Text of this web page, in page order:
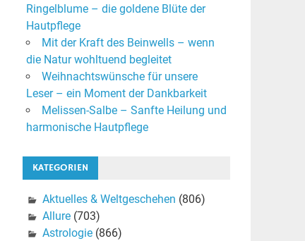
Ringelblume – die goldene Blüte der
Hautpflege
Mit der Kraft des Beinwells – wenn
die Natur wohltuend begleitet
Weihnachtswünsche für unsere
Leser – ein Moment der Dankbarkeit
Melissen-Salbe – Sanfte Heilung und
harmonische Hautpflege
KATEGORIEN
Aktuelles & Weltgeschehen (806)
Allure(703)
Astrologie(866)